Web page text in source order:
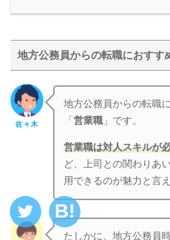
地方公務員からの転職におす
佐々木
地方公務員からの転職
「営業職 」です。
営業職は対人スキルが
ど、上司との関わりあ
用できるのが魅力と言
たしかに、地方公務員